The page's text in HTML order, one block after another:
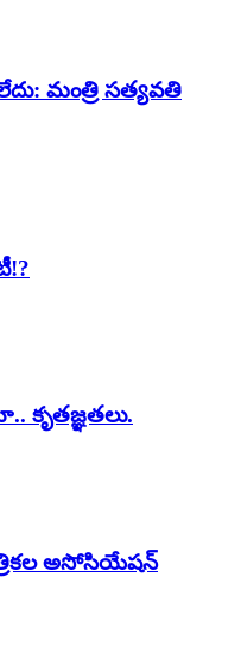
మంత్రి సత్యవతి
కృతజ్ఞతలు.
అసోసియేషన్